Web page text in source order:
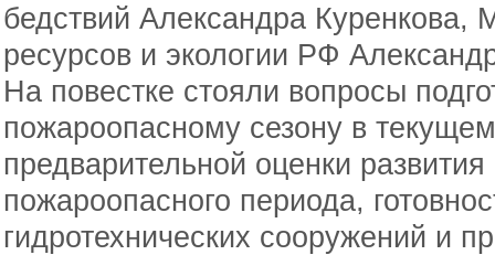
бедствий Александра Куренкова,
ресурсов и экологии РФ
На повестке стояли вопросы
пожароопасному сезону в
предварительной оценки
пожароопасного периода,
гидротехнических сооружений и